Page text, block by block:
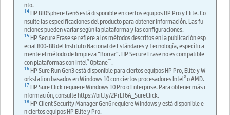
nto.
14HP BIOSphere Gen6 está disponible en ciertos equipos HP Pro y Elite. Co
nsulte las especificaciones del producto para obtener información. Las fu
nciones pueden variar según la plataforma y las configuraciones.
15HP Secure Erase se refiere a los métodos descritos en la publicación esp
ecial 800-88 del Instituto Nacional de Estándares y Tecnología, específica
mente el método de limpieza “Borrar”. HP Secure Erase no es compatible
con plataformas con Intel®Optane™.
16HP Sure Run Gen3 está disponible para ciertos equipos HP Pro, Elite y W
orkstation basados en Windows 10 con ciertos procesadores Intel®o AMD.
17HP Sure Click requiere Windows 10 Pro o Enterprise. Para obtener más i
nformación, consulte https://bit.ly/2PrLT6A_SureClick.
18HP Client Security Manager Gen6 requiere Windows y está disponible e
n ciertos equipos HP Elite y Pro.